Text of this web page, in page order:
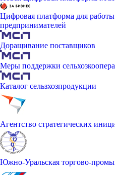
Цифровая платформа для
предпринимателей
Доращивание поставщиков
Меры поддержки
Каталог сельзхозпродукции
Агентство стратегических
Южно-Уральская торгово-